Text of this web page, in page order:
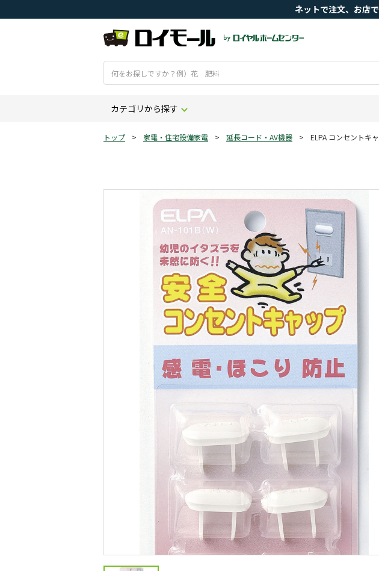
ネットで注文、お店
カテゴリから探す
トップ > 家電・住宅設備家電 > 延長コード・AV機器 > ELPA コンセントキ